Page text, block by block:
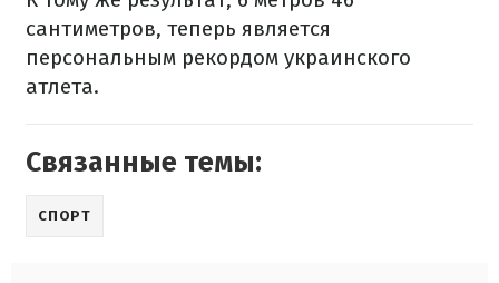
сантиметров, теперь является
персональным рекордом украинского
атлета.
Связанные темы:
СПОРТ